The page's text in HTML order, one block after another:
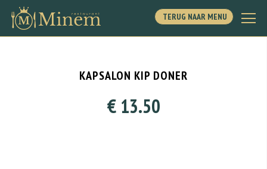
TERUG NAAR MENU
KAPSALON KIP DONER
€ 13.50